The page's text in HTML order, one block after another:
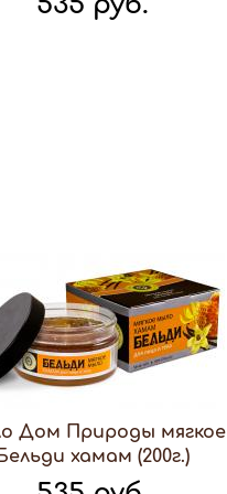
Дом Природы мягкое
хамам (200г.)